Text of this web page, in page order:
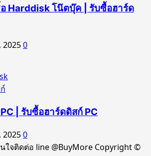
Harddisk โน๊ตบุ๊ค | รับซื้อฮาร์ด
20250
| รับซื้อฮาร์ดดิสก์ PC
20250
จติดต่อ line @BuyMore Copyright ©